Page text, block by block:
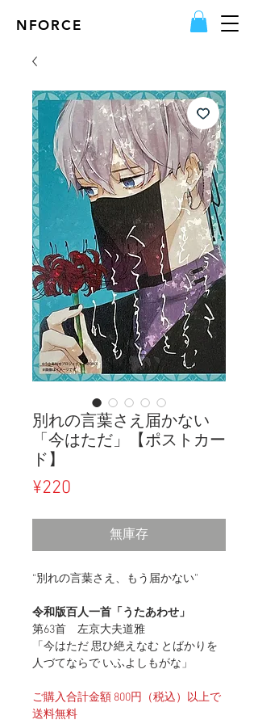
NFORCE
別れの言葉さえ届かない
「今はただ」【ポストカー
ド】
¥220
無庫存
“別れの言葉さえ、もう届かない”
令和版百人一首「うたあわせ」
第63首 左京大夫道雅
「今はただ 思ひ絶えなむ とばかりを
人づてならで いふよしもがな」
​ご購入合計金額 800円（税込）以上で
送料無料